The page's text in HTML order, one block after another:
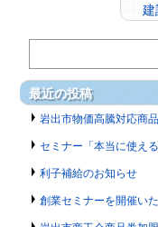
建
最近の投稿
岩出市物価高騰対応商
セミナー「本当に使え
利子補給のお知らせ
創業セミナーを開催い